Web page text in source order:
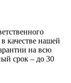
качестве нашей
на всю
срок – до 30